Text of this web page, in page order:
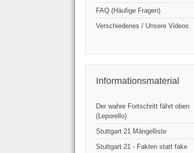
FAQ (Häufige Fragen)
Verschiedenes / Unsere Videos
Informationsmaterial
Der wahre Fortschritt fährt oben
(Leporello)
Stuttgart 21 Mängelliste
Stuttgart 21 - Fakten statt fake